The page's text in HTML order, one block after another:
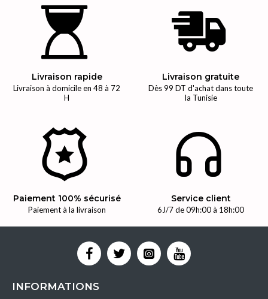
Livraison rapide
Livraison à domicile en 48 à 72
H
Livraison gratuite
Dès 99 DT d'achat dans toute
la Tunisie
Paiement 100% sécurisé
Paiement à la livraison
Service client
6J/7 de 09h:00 à 18h:00
INFORMATIONS